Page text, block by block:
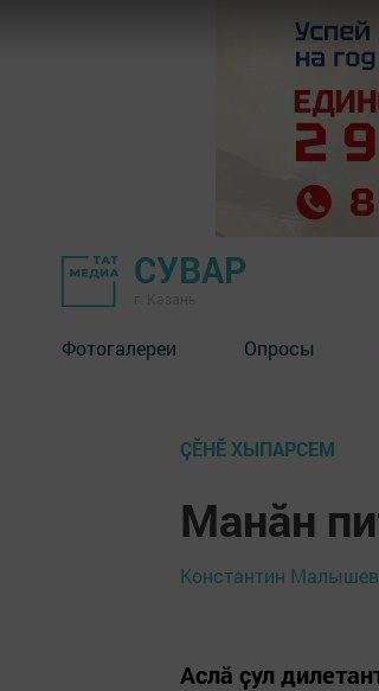
СУВАР
Фотогалереи Опросы
ÇӖНӖ ХЫПАРСЕМ
Манӑн
Константин
Аслӑ ҫул